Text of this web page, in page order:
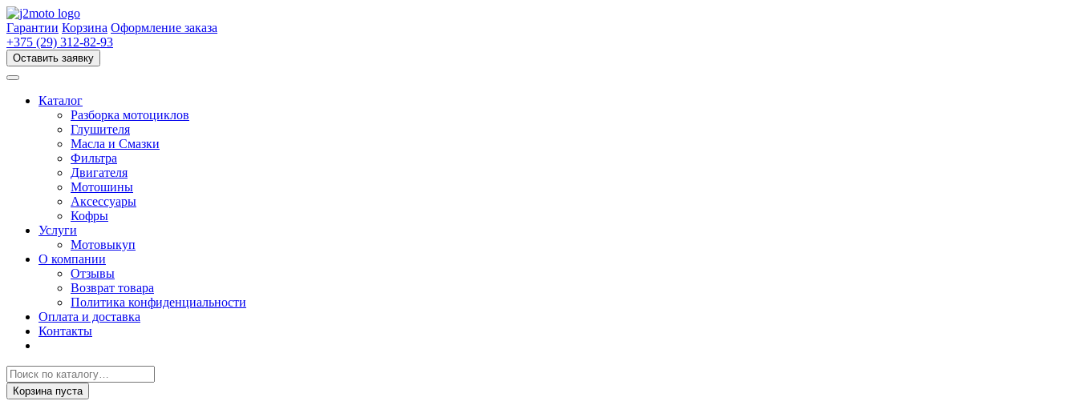
Перейти
к
содержимому
Гарантии Корзина Оформление заказа
+375 (29) 312-82-93
Оставить заявку
Каталог
Разборка мотоциклов
Глушителя
Масла и Смазки
Фильтра
Двигателя
Мотошины
Аксессуары
Кофры
Услуги
Мотовыкуп
О компании
Отзывы
Возврат товара
Политика конфиденциальности
Оплата и доставка
Контакты
Поиск
товаров
Корзина пуста